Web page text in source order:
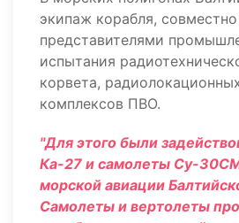
экипаж корабля,
представителями
испытания
корвета,
комплексов ПВО.
"Для этого были
Ка-27 и самолеты Су-
морской авиации
Самолеты и вертолеты